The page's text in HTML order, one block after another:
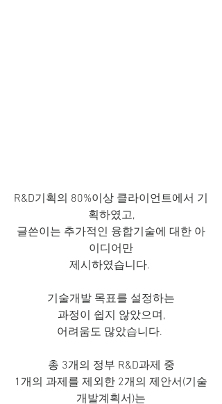
﻿R&D기획의 80%이상 클라이언트에서 기
획하였고,
글쓴이는 추가적인 융합기술에 대한 아
이디어만
제시하였습니다.
기술개발 목표를 설정하는
과정이 쉽지 않았으며,
어려움도 많았습니다.
총 3개의 정부 R&D과제 중
1개의 과제를 제외한 2개의 제안서(기술
개발계획서)는